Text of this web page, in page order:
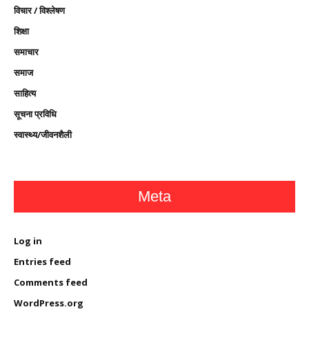
विचार / विश्लेषण
शिक्षा
समाचार
समाज
साहित्य
सूचना प्रविधि
स्वास्थ्य/जीवनशैली
Meta
Log in
Entries feed
Comments feed
WordPress.org